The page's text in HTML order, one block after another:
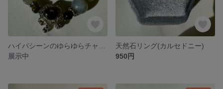
展示中
天然石リング(カルセドニー)
950円